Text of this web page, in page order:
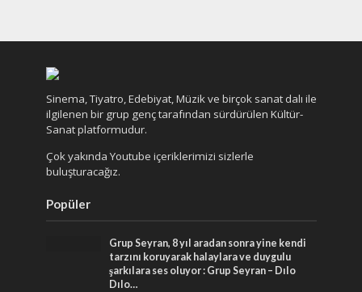
Sinema, Tiyatro, Edebiyat, Müzik ve birçok sanat dalı ile
ilgilenen bir grup genç tarafından sürdürülen Kültür-
Sanat platformudur.
Çok yakında Youtube içeriklerimizi sizlerle
buluşturacağız.
Popüler
Grup Seyran, 8 yıl aradan sonra yine kendi
tarzını koruyarak halaylara ve duygulu
şarkılara ses oluyor : Grup Seyran – Dılo
Dılo…